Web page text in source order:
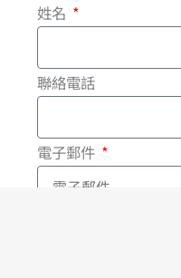
k
姓名
聯絡電話
電子郵件